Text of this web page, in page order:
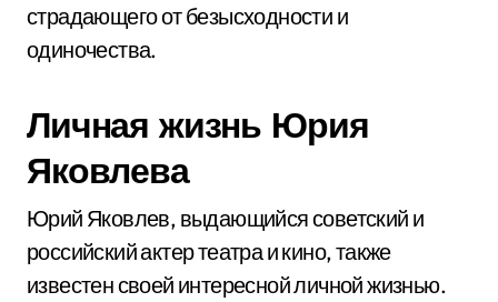
страдающего от безысходности и
одиночества.
Личная жизнь Юрия
Яковлева
Юрий Яковлев, выдающийся советский и
российский актер театра и кино, также
известен своей интересной личной жизнью.